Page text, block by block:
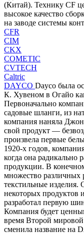
(Китай). Технику CF
высокое качество
на заводе системы
CFR
CIM
CKX
COMETIC
CVTECH
Caltric
DAYCO Dayco была
К. Хувеном в Огайо
Первоначально
садовые шланги, из
компания наняла
свой продукт —
произвела первые
1920-х годов,
когда она радикально
продукции. В
множество различных
текстильные изделия.
некоторых продуктов
разработал первую
Компания будет
время Второй
сменила название на